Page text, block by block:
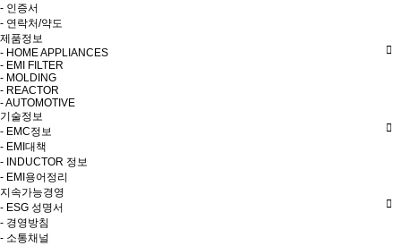
- 인증서
- 연락처/약도
제품정보
- HOME APPLIANCES
- EMI FILTER
- MOLDING
- REACTOR
- AUTOMOTIVE
기술정보
- EMC정보
- EMI대책
- INDUCTOR 정보
- EMI용어정리
지속가능경영
- ESG 성명서
- 경영방침
- 소통채널